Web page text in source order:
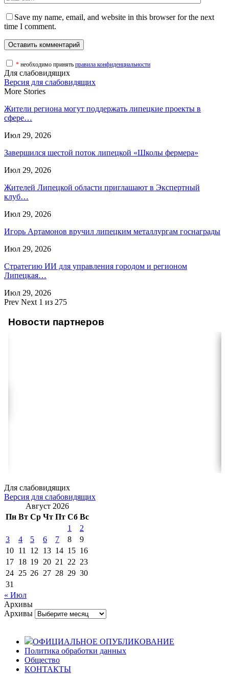
Save my name, email, and website in this browser for the next
time I comment.
* необходимо принять правила конфиденциальности
Для слабовидящих
Версия для слабовидящих
More Stories
Жители региона могут поддержать липецкие проекты в
сфере…
Июл 29, 2026
Завершился шестой поток липецкой «Школы фермера»
Июл 29, 2026
Жителей Липецкой области приглашают в Экспертный
клуб…
Июл 29, 2026
Игорь Артамонов вручил липецким металлургам госнаграды
Июл 29, 2026
Стратегию ИИ для управления городом и регионом
Липецкая…
Июл 29, 2026
Prev Next 1 из 275
Новости партнеров
Для слабовидящих
Версия для слабовидящих
Август 2026
Пн Вт Ср Чт Пт Сб Вс
1
2
3
4 5 6 7 8
9
10 11 12 13 14 15 16
17 18 19 20 21 22 23
24 25 26 27 28 29 30
31
« Июл
Архивы
Архивы
ОФИЦИАЛЬНОЕ ОПУБЛИКОВАНИЕ
Политика обработки данных
Общество
КОНТАКТЫ